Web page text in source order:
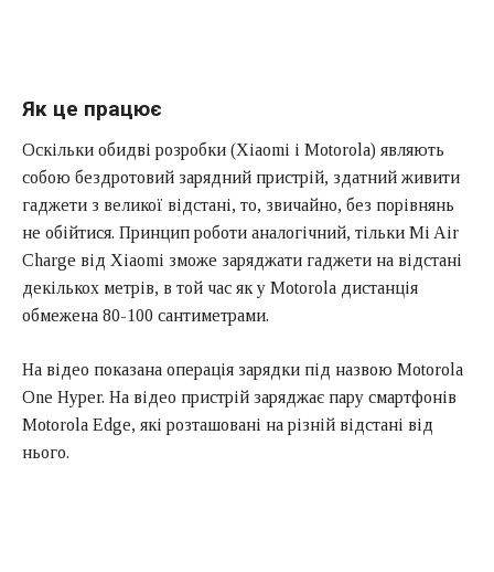
Як це працює
Оскільки обидві розробки (Xiaomi і Motorola) являють
собою бездротовий зарядний пристрій, здатний живити
гаджети з великої відстані, то, звичайно, без порівнянь
не обійтися. Принцип роботи аналогічний, тільки Mi Air
Charge від Xiaomi зможе заряджати гаджети на відстані
декількох метрів, в той час як у Motorola дистанція
обмежена 80-100 сантиметрами.
На відео показана операція зарядки під назвою Motorola
One Hyper. На відео пристрій заряджає пару смартфонів
Motorola Edge, які розташовані на різній відстані від
нього.